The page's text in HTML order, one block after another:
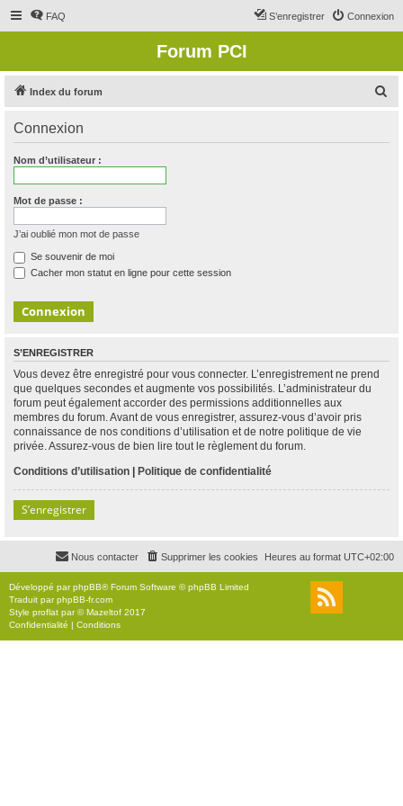
FAQ Connexion
S’enregistrer
Forum PCI
Index du forum
Connexion
Nom d’utilisateur :
Mot de passe :
J’ai oublié mon mot de passe
Se souvenir de moi
Cacher mon statut en ligne pour cette session
S’ENREGISTRER
Vous devez être enregistré pour vous connecter. L’enregistrement ne prend
que quelques secondes et augmente vos possibilités. L’administrateur du
forum peut également accorder des permissions additionnelles aux
membres du forum. Avant de vous enregistrer, assurez-vous d’avoir pris
connaissance de nos conditions d’utilisation et de notre politique de vie
privée. Assurez-vous de bien lire tout le règlement du forum.
Conditions d’utilisation | Politique de confidentialité
S’enregistrer
Heures au format UTC+02:00
Supprimer les cookies
Nous contacter
Développé parphpBB® Forum Software © phpBB Limited
Traduit parphpBB-fr.com
Style proflat par ©Mazeltof 2017
Confidentialité | Conditions